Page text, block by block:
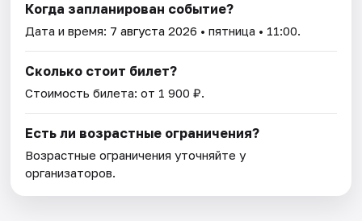
Когда запланирован событие?
Дата и время: 7 августа 2026 • пятница • 11:00.
Сколько стоит билет?
Стоимость билета: от 1 900 ₽.
Есть ли возрастные ограничения?
Возрастные ограничения уточняйте у
организаторов.